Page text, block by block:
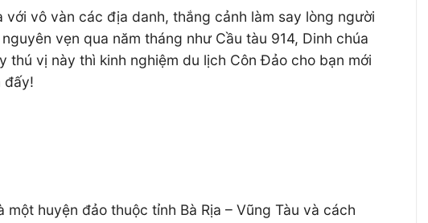
vô vàn các địa danh, thắng cảnh làm say lòng người
vẹn qua năm tháng như Cầu tàu 914, Dinh chúa
vị này thì kinh nghiệm du lịch Côn Đảo cho bạn mới
đấy!
huyện đảo thuộc tỉnh Bà Rịa – Vũng Tàu và cách